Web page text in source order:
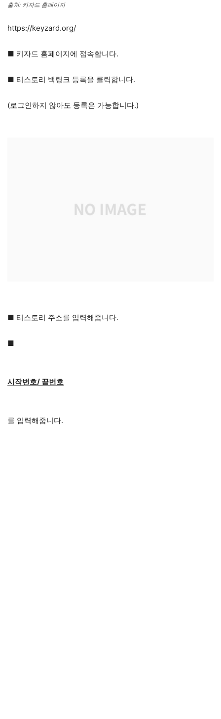
출처: 키자드 홈페이지
https://keyzard.org/
■ 키자드 홈페이지에 접속합니다.
■ 티스토리 백링크 등록을 클릭합니다.
(로그인하지 않아도 등록은 가능합니다.)
■ 티스토리 주소를 입력해줍니다.
■
시작번호/ 끝번호
를 입력해줍니다.